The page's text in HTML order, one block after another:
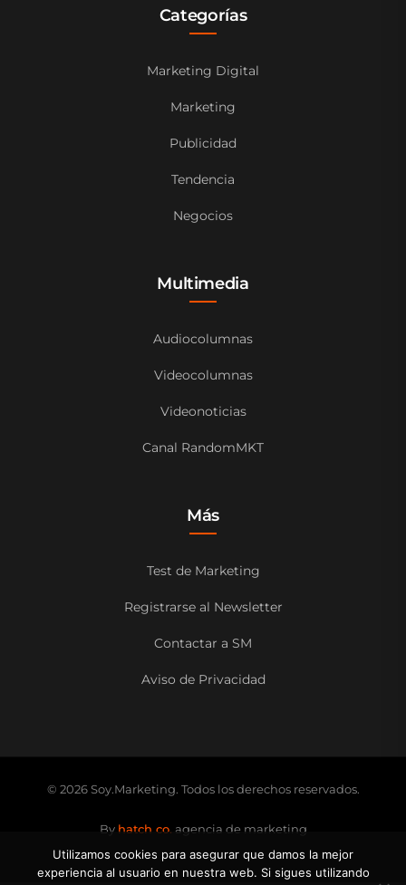
Categorías
Marketing Digital
Marketing
Publicidad
Tendencia
Negocios
Multimedia
Audiocolumnas
Videocolumnas
Videonoticias
Canal RandomMKT
Más
Test de Marketing
Registrarse al Newsletter
Contactar a SM
Aviso de Privacidad
© 2026 Soy.Marketing. Todos los derechos reservados.
By hatch co. agencia de marketing
Utilizamos cookies para asegurar que damos la mejor
experiencia al usuario en nuestra web. Si sigues utilizando